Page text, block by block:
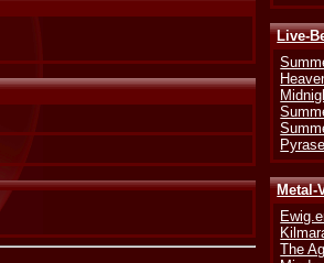
Live-
Metal-
The